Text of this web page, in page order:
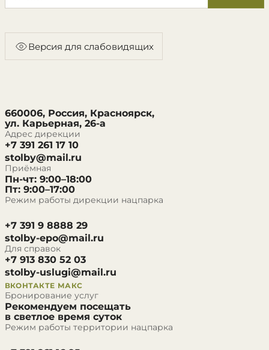
Версия для слабовидящих
660006, Россия, Красноярск,
ул. Карьерная, 26-а
Адрес дирекции
+7 391 261 17 10
stolby@mail.ru
Приёмная
Пн-чт: 9:00–18:00
Пт: 9:00–17:00
Режим работы дирекции нацпарка
+7 391 9 8888 29
stolby-epo@mail.ru
Для справок
+7 913 830 52 03
stolby-uslugi@mail.ru
ВКОНТАКТЕ МАКС
Бронирование услуг
Рекомендуем посещать
в светлое время суток
Режим работы территории нацпарка